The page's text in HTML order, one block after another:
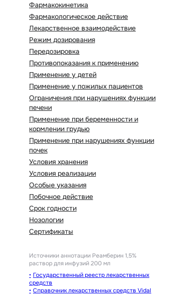
Фармакокинетика
Фармакологическое действие
Лекарственное взаимодействие
Режим дозирования
Передозировка
Противопоказания к применению
Применение у детей
Применение у пожилых пациентов
Ограничения при нарушениях функции
печени
Применение при беременности и
кормлении грудью
Применение при нарушениях функции
почек
Условия хранения
Условия реализации
Особые указания
Побочное действие
Срок годности
Нозологии
Сертификаты
Источники аннотации Реамберин 1,5%
раствор для инфузий 200 мл
Государственный реестр лекарственных
средств
Справочник лекарственных средств Vidal